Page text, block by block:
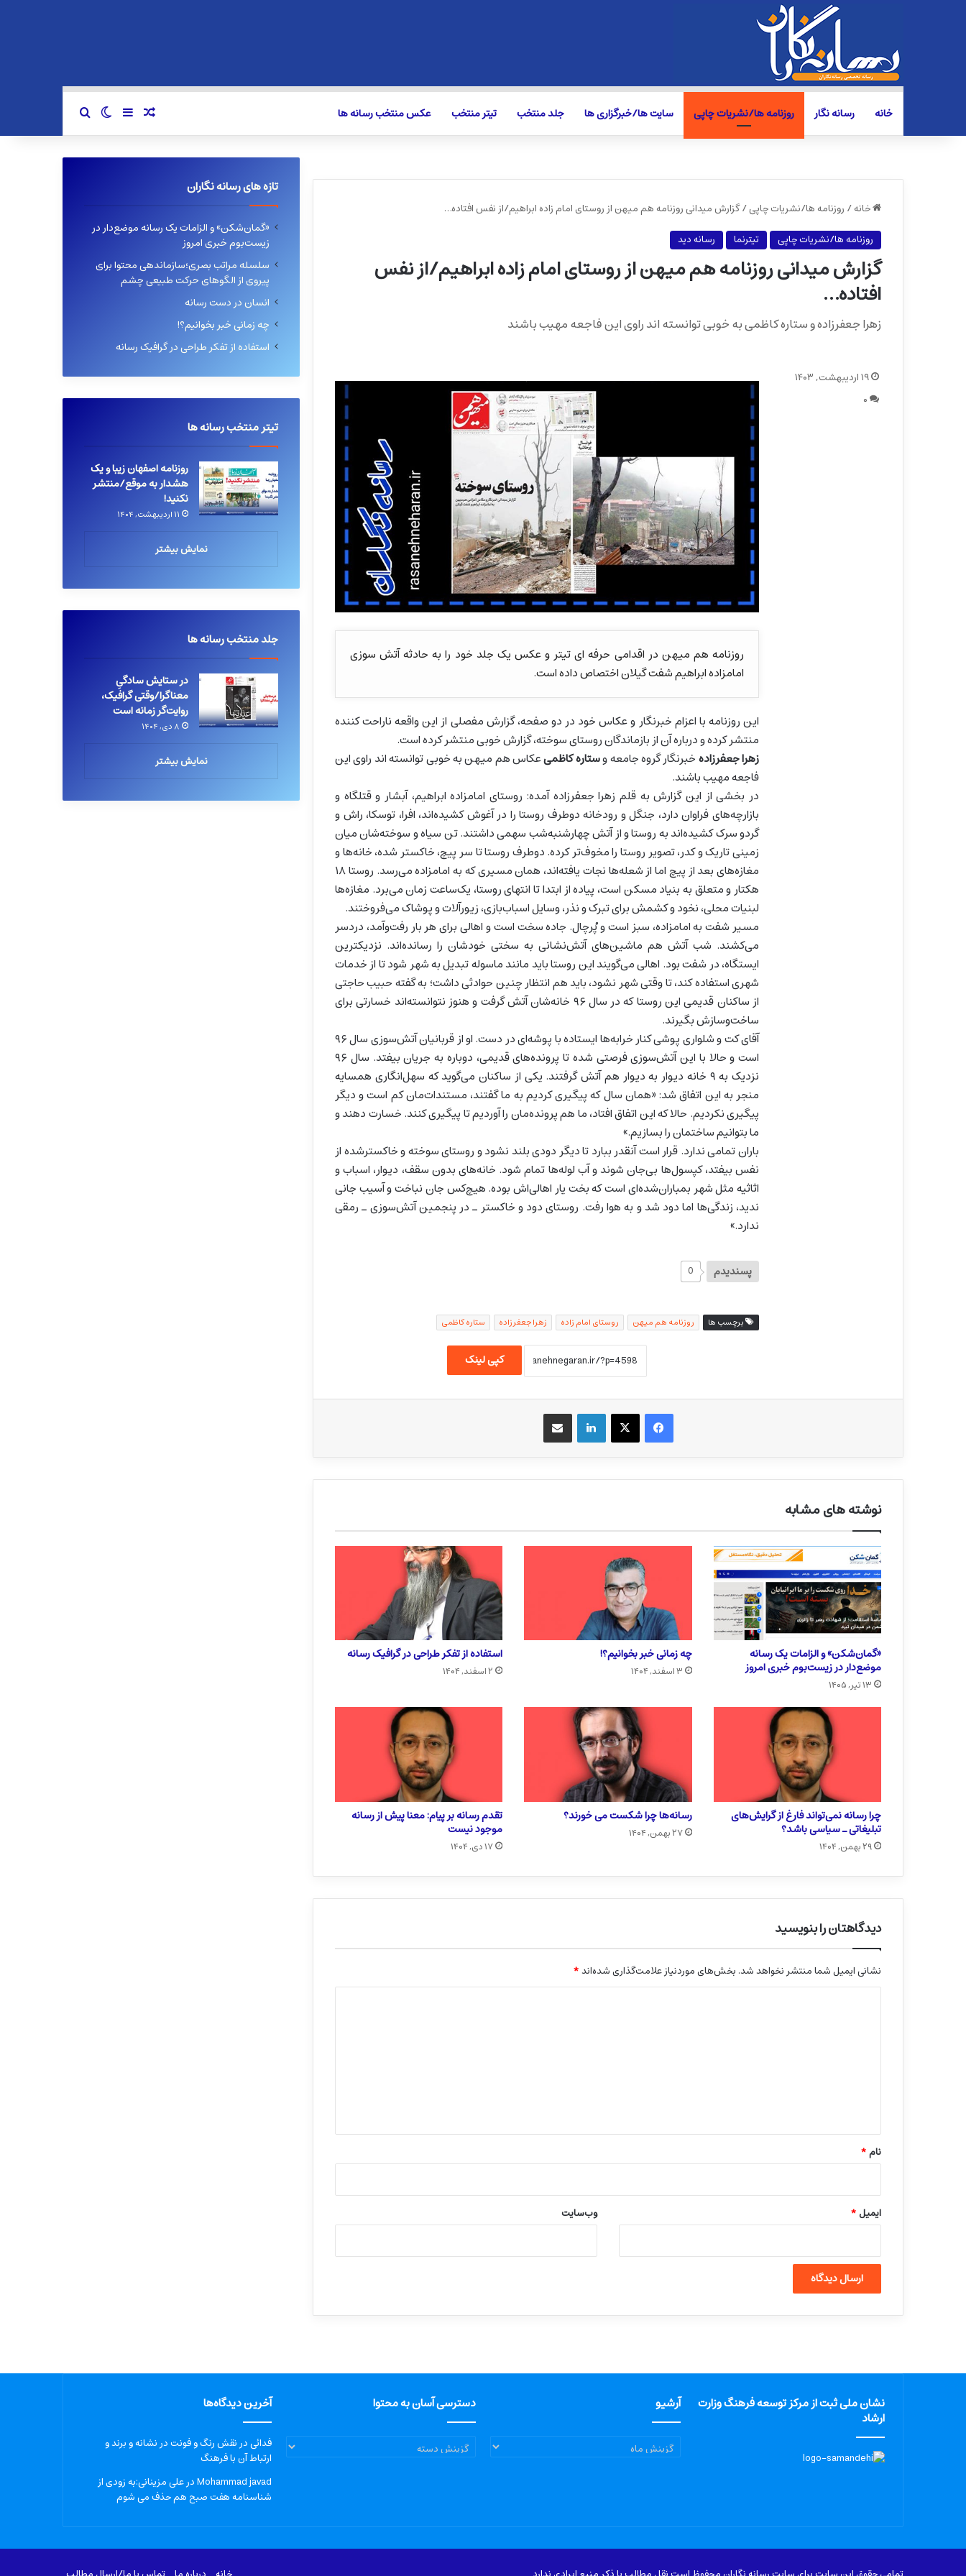
خانه رسانه نگار روزنامه ها/نشریات چاپی سایت ها/خبرگزاری ها جلد منتخب تیتر منتخب عکس منتخب رسانه ها نوشته تصادفی
سایدبارتغییر پوسته
خانه/ روزنامه ها/نشریات چاپی/گزارش میدانی روزنامه هم میهن از روستای امام زاده ابراهیم/از نفس افتاده…
روزنامه ها/نشریات چاپی
تیترنما رسانه دید
گزارش میدانی روزنامه هم میهن از روستای امام زاده ابراهیم/از نفس
افتاده…
زهرا جعفرزاده و ستاره کاظمی به خوبی توانسته اند راوی این فاجعه مهیب باشند
روزنامه هم میهن در اقدامی حرفه ای تیتر و عکس یک جلد خود را به حادثه آتش سوزی
امامزاده ابراهیم شفت گیلان اختصاص داده است.
این روزنامه با اعزام خبرنگار و عکاس خود در دو صفحه، گزارش مفصلی از این واقعه ناراحت کننده
منتشر کرده و درباره آن از بازماندگان روستای سوخته، گزارش خوبی منتشر کرده است.
زهرا جعفرزادهخبرنگار گروه جامعه وستاره کاظمیعکاس هم میهن به خوبی توانسته اند راوی این
فاجعه مهیب باشند.
در بخشی از این گزارش به قلم زهرا جعفرزاده آمده: روستای امامزاده ابراهیم، آبشار و قتلگاه و
بازارچه‌های فراوان دارد، جنگل و رودخانه دوطرف روستا را در آغوش کشیده‌اند، افرا، توسکا، راش و
گردو سرک کشیده‌اند به روستا و از آتش چهارشنبه‌شب سهمی داشتند. تن سیاه و سوخته‌شان میان
زمینی تاریک و کدر، تصویر روستا را مخوف‌تر کرده. دوطرف روستا تا سر پیچ، خاکستر شده، خانه‌ها و
مغازه‌های بعد از پیچ اما از شعله‌ها نجات یافته‌اند، همان مسیری که به امامزاده می‌رسد. روستا ۱۸
هکتار و متعلق به بنیاد مسکن است، پیاده از ابتدا تا انتهای روستا، یک‌ساعت زمان می‌برد. مغازه‌ها
لبنیات محلی، نخود و کشمش برای تبرک و نذر، وسایل اسباب‌بازی، زیورآلات و پوشاک می‌فروختند.
مسیر شفت به امامزاده، سبز است و پُرچال. جاده سخت است و اهالی برای هر بار رفت‌وآمد، دردسر
می‌کشند. شب آتش هم ماشین‌های آتش‌نشانی به سختی خودشان را رسانده‌اند. نزدیکترین
ایستگاه، در شفت بود. اهالی می‌گویند این روستا باید مانند ماسوله تبدیل به شهر شود تا از خدمات
شهری استفاده کند، تا وقتی شهر نشود، باید هم انتظار چنین حوادثی داشت؛ به گفته حبیب حاجتی
از ساکنان قدیمی این روستا که در سال ۹۶ خانه‌شان آتش گرفت و هنوز نتوانسته‌اند خسارتی برای
ساخت‌وسازش بگیرند.
آقای کت و شلواری پوشی کنار خرابه‌ها ایستاده با پوشه‌ای در دست. او از قربانیان آتش‌سوزی سال ۹۶
است و حالا با این آتش‌سوزی فرصتی شده تا پرونده‌های قدیمی، دوباره به جریان بیفتد. سال ۹۶
نزدیک به ۹ خانه دیوار به دیوار هم آتش گرفتند. یکی از ساکنان می‌گوید که سهل‌انگاری همسایه
منجر به این اتفاق شد: «همان سال که پیگیری کردیم به ما گفتند، مستندات‌مان کم است و دیگر
پیگیری نکردیم. حالا که این اتفاق افتاد، ما هم پرونده‌مان را آوردیم تا پیگیری کنند. خسارت دهند و
ما بتوانیم ساختمان را بسازیم.»
باران تمامی ندارد. قرار است آنقدر ببارد تا دیگر دودی بلند نشود و روستای سوخته و خاکسترشده از
نفس بیفتد، کپسول‌ها بی‌جان شوند و آب لوله‌ها تمام شود. خانه‌های بدون سقف، دیوار، اسباب و
اثاثیه مثل شهر بمباران‌شده‌ای است که بخت یار اهالی‌اش بوده. هیچ‌کس جان نباخت و آسیب جانی
ندید، زندگی‌ها اما دود شد و به هوا رفت. روستای دود و خاکستر ـ در پنجمین آتش‌سوزی ـ رمقی
ندارد.»
پسندیدم 0
برچسب ها روزنامه هم میهن روستای امام زاده زهرا جعفرزاده ستاره کاظمی
کپی لینک
۱۹ اردیبهشت, ۱۴۰۳
۰
فیسبوک X لینکداین
نوشته های مشابه
«گمان‌شکن» و الزامات یک رسانه
موضع‌دار در زیست‌بوم خبری امروز
۱۳ تیر, ۱۴۰۵
چه زمانی خبر بخوانیم؟!
۳ اسفند, ۱۴۰۴
استفاده از تفکر طراحی در گرافیک رسانه
۲ اسفند, ۱۴۰۴
چرا رسانه نمی‌تواند فارغ از گرایش‌های
تبلیغاتی ـ سیاسی باشد؟
۲۹ بهمن, ۱۴۰۴
رسانه‌ها چرا شکست می خورند؟
۲۷ بهمن, ۱۴۰۴
تقدم رسانه بر پیام: معنا پیش از رسانه
موجود نیست
۱۷ دی, ۱۴۰۴
دیدگاهتان را بنویسید
نشانی ایمیل شما منتشر نخواهد شد. بخش‌های موردنیاز علامت‌گذاری شده‌اند*
نام*
ایمیل* وب‌سایت
تازه های رسانه نگاران
«گمان‌شکن» و الزامات یک رسانه موضع‌دار در
زیست‌بوم خبری امروز
سلسله مراتب بصری؛سازماندهی محتوا برای
پیروی از الگوهای حرکت طبیعی چشم
انسان در دست رسانه
چه زمانی خبر بخوانیم؟!
استفاده از تفکر طراحی در گرافیک رسانه
تیتر منتخب رسانه ها
روزنامه اصفهان زیبا و یک
هشدار به موقع/منتشر
نکنید!
۱۱ اردیبهشت, ۱۴۰۴
نمایش بیشتر
جلد منتخب رسانه ها
در ستایش سادگیِ
معناگرا/وقتی گرافیک،
روایت‌گر زمانه است
۸ دی, ۱۴۰۴
نمایش بیشتر
نشان ملی ثبت از مرکز توسعه فرهنگ وزارت
ارشاد
آرشیو
آرشیو
دسترسی آسان به محتوا
دسترسی
آسان
آخرین دیدگاه‌ها
فدائیدرنقش رنگ و فونت در نشانه و برند و
ارتباط آن با فرهنگ
Mohammad javadدرعلی مزینانی:به زودی از
شناسنامه هفت صبح هم حذف می شوم